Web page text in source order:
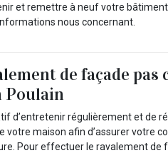
et remettre à neuf votre
nous concernant.
de façade pas
Poulain
d’entretenir régulièrement et de
votre maison afin d’assurer votre
Pour effectuer le ravalement de